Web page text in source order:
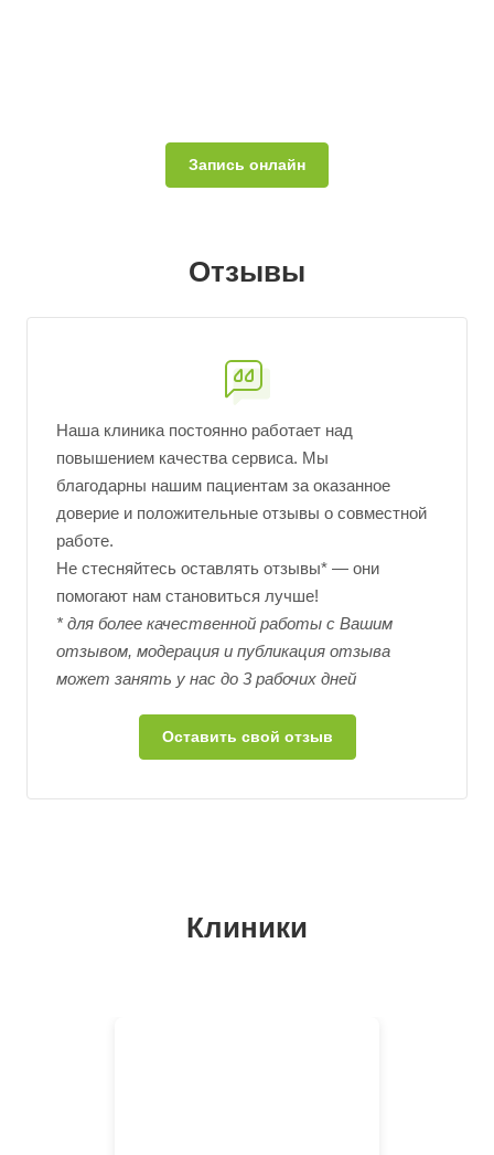
Запись онлайн
Отзывы
Наша клиника постоянно работает над
повышением качества сервиса. Мы
благодарны нашим пациентам за оказанное
доверие и положительные отзывы о совместной
работе.
Не стесняйтесь оставлять отзывы* — они
помогают нам становиться лучше!
* для более качественной работы с Вашим
отзывом, модерация и публикация отзыва
может занять у нас до 3 рабочих дней
Оставить свой отзыв
Клиники